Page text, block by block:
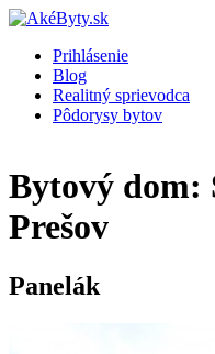
Prihlásenie
Blog
Realitný sprievodca
Pôdorysy bytov
Bytový dom:
Prešov
Panelák